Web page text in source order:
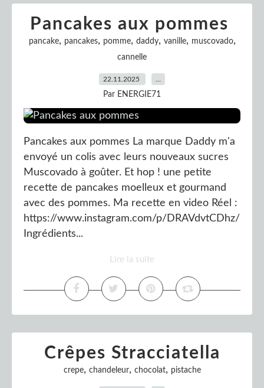
Pancakes aux pommes
pancake, pancakes, pomme, daddy, vanille, muscovado,
cannelle
22.11.2025
Par ENERGIE71
Pancakes aux pommes La marque Daddy m'a
envoyé un colis avec leurs nouveaux sucres
Muscovado à goûter. Et hop ! une petite
recette de pancakes moelleux et gourmand
avec des pommes. Ma recette en video Réel :
https://www.instagram.com/p/DRAVdvtCDhz/
Ingrédients...
Lire la suite
Crêpes Stracciatella
crepe, chandeleur, chocolat, pistache